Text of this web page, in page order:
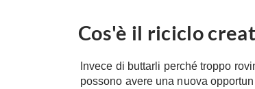
Cos'è il riciclo
Invece di buttarli perché troppo
possono avere una nuova